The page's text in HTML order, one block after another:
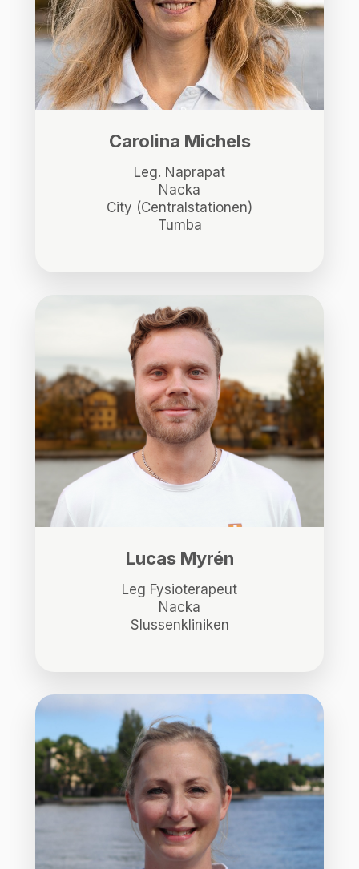
Carolina Michels
Leg. Naprapat
Nacka
City (Centralstationen)
Tumba
Lucas Myrén
Leg Fysioterapeut
Nacka
Slussenkliniken